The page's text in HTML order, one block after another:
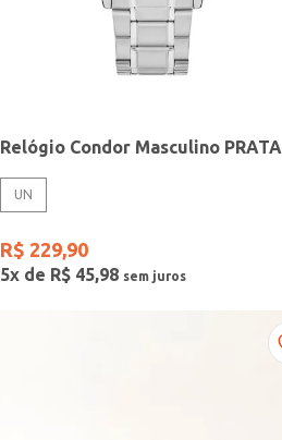
Relógio Condor Masculino PRATA
UN
R$ 229,90
5x de R$ 45,98